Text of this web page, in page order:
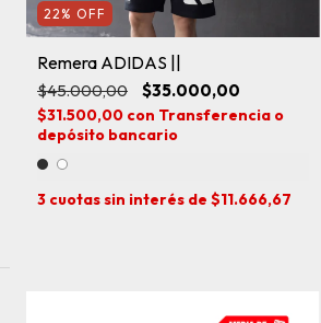
22 % OFF
Remera ADIDAS ||
$45.000,00 $35.000,00
$31.500,00 con Transferencia o
depósito bancario
3 cuotas sin interés de $11.666,67